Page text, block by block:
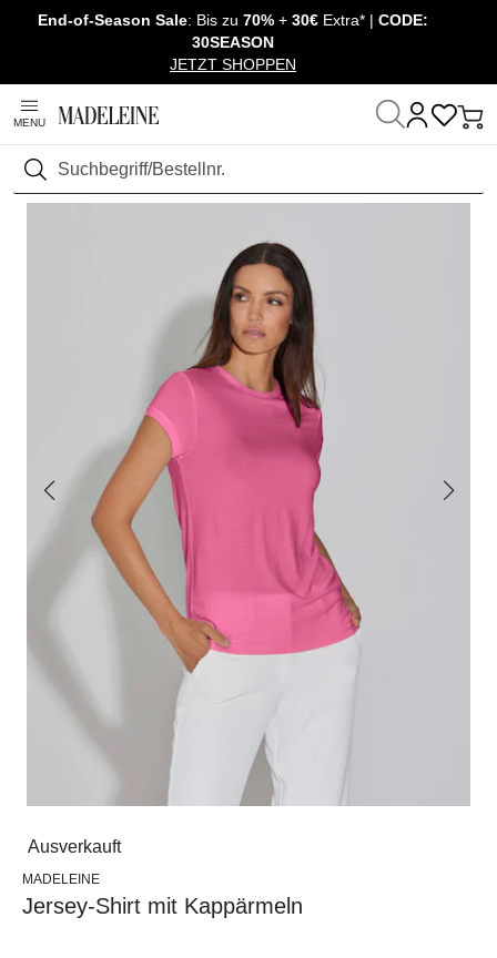
Navigation überspringen, direkt zum Inhalt
End-of-Season Sale: Bis zu 70% + 30€ Extra* | CODE:
30SEASON
JETZT SHOPPEN
MENU
Suchen
Startseite Mode Shirts & Tops
Ausverkauft
MADELEINE
Jersey-Shirt mit Kappärmeln